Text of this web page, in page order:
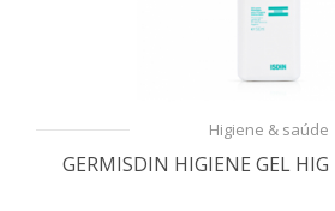
Higiene & saúde
GERMISDIN HIGIENE GEL